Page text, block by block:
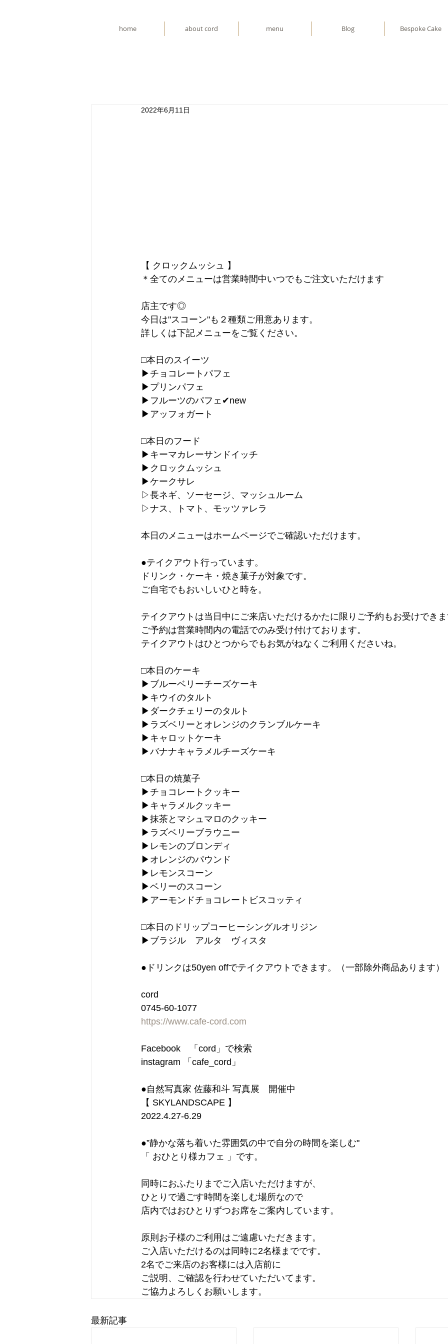
home about cord menu Blog Bespoke Cake
2022年6月11日
【 クロックムッシュ 】
＊全てのメニューは営業時間中いつでもご注文いただけます
店主です◎
今日は"スコーン"も２種類ご用意あります。
詳しくは下記メニューをご覧ください。
□本日のスイーツ
▶︎チョコレートパフェ
▶︎プリンパフェ
▶︎フルーツのパフェ✔︎new
▶︎アッフォガート
□本日のフード
▶︎キーマカレーサンドイッチ
▶︎クロックムッシュ
▶︎ケークサレ
▷長ネギ、ソーセージ、マッシュルーム
▷ナス、トマト、モッツァレラ
本日のメニューはホームページでご確認いただけます。
●テイクアウト行っています。
ドリンク・ケーキ・焼き菓子が対象です。
ご自宅でもおいしいひと時を。
テイクアウトは当日中にご来店いただけるかたに限りご予約もお受けでき
ご予約は営業時間内の電話でのみ受け付けております。
テイクアウトはひとつからでもお気がねなくご利用くださいね。
□本日のケーキ
▶︎ブルーベリーチーズケーキ
▶︎キウイのタルト
▶︎ダークチェリーのタルト
▶︎ラズベリーとオレンジのクランブルケーキ
▶︎キャロットケーキ
▶︎バナナキャラメルチーズケーキ
□本日の焼菓子
▶︎チョコレートクッキー
▶︎キャラメルクッキー
▶︎抹茶とマシュマロのクッキー
▶︎ラズベリーブラウニー
▶︎レモンのブロンディ
▶︎オレンジのパウンド
▶︎レモンスコーン
▶︎ベリーのスコーン
▶︎アーモンドチョコレートビスコッティ
□本日のドリップコーヒーシングルオリジン
▶︎ブラジル　アルタ　ヴィスタ
●ドリンクは50yen offでテイクアウトできます。（一部除外商品あります）
cord
0745-60-1077
https://www.cafe-cord.com
Facebook　「cord」で検索
instagram 「cafe_cord」
●自然写真家 佐藤和斗 写真展　開催中
【 SKYLANDSCAPE 】
2022.4.27-6.29
●”静かな落ち着いた雰囲気の中で自分の時間を楽しむ"
「 おひとり様カフェ 」です。
同時におふたりまでご入店いただけますが、
ひとりで過ごす時間を楽しむ場所なので
店内ではおひとりずつお席をご案内しています。
原則お子様のご利用はご遠慮いただきます。
ご入店いただけるのは同時に2名様までです。
2名でご来店のお客様には入店前に
ご説明、ご確認を行わせていただいてます。
ご協力よろしくお願いします。
最新記事